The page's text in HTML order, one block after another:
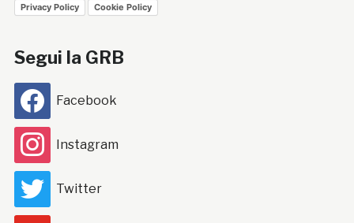
Privacy Policy Cookie Policy
Segui la GRB
Facebook
Instagram
Twitter